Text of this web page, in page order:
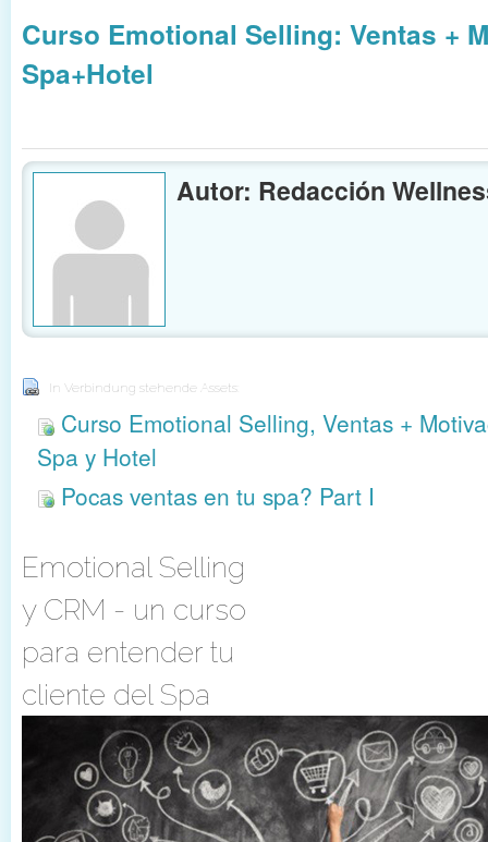
Curso Emotional Selling: Ventas +
Spa+Hotel
Autor: Redacción
In Verbindung stehende Assets:
Curso Emotional Selling, Ventas +
Spa y Hotel
Pocas ventas en tu spa? Part I
Emotional Selling
y CRM - un curso
para entender tu
cliente del Spa